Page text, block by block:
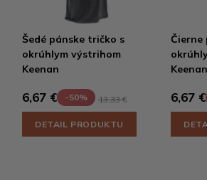
Šedé pánske tričko s
okrúhlym výstrihom
Keenan
6,67 € -50% 13,33 €
DETAIL PRODUKTU
Čierne
Keenan
6,67 €